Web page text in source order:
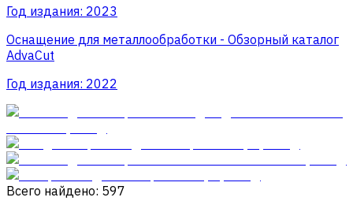
Год издания: 2023
Оснащение для металлообработки - Обзорный каталог
AdvaCut
Год издания: 2022
Всего найдено: 597